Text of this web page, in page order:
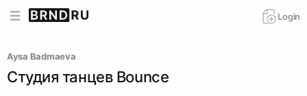
Login
Aysa Badmaeva
Студия танцев Bounce